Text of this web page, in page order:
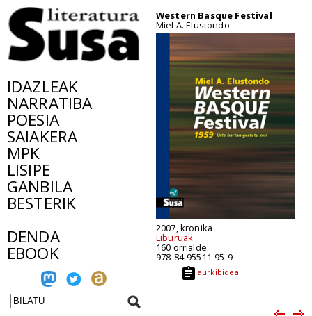
IDAZLEAK
NARRATIBA
POESIA
SAIAKERA
MPK
LISIPE
GANBILA
BESTERIK
DENDA
EBOOK
Western Basque Festival
Miel A. Elustondo
2007, kronika
Liburuak
160 orrialde
978-84-95511-95-9
aurkibidea